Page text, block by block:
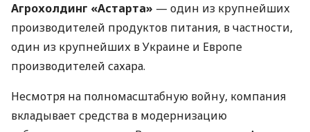
Агрохолдинг «Астарта» — один из крупнейших
производителей продуктов питания, в частности,
один из крупнейших в Украине и Европе
производителей сахара.
Несмотря на полномасштабную войну, компания
вкладывает средства в модернизацию